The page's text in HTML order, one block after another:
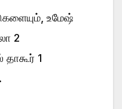
உமேஷ்
2
1